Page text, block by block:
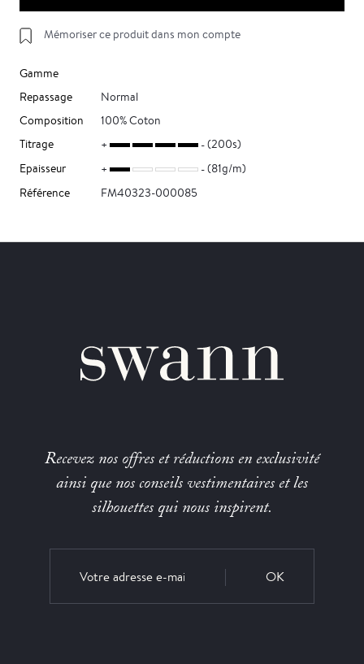
Mémoriser ce produit dans mon compte
Gamme
Repassage
Normal
Composition
100% Coton
Titrage
(200s)
Epaisseur
(81g/m)
Référence
FM40323-000085
Recevez nos offres et réductions en exclusivité
ainsi que nos conseils vestimentaires et les
silhouettes qui nous inspirent.
OK